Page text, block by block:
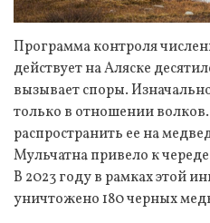
Программа контроля
действует на Аляске
вызывает споры.
только в отношении
распространить ее на
Мульчатна привело к
В 2023 году в рамках этой
уничтожено 180 черных